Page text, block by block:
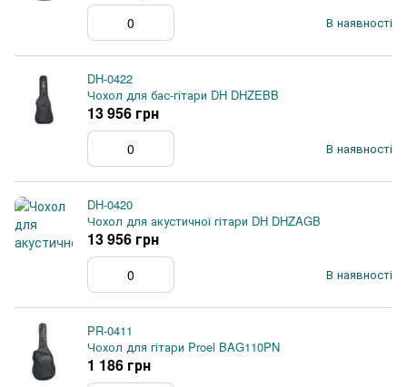
В наявності
DH-0422
Чохол для бас-гітари DH DHZEBB
В наявності
13 956 грн
DH-0420
Чохол для акустичної гітари DH DHZAGB
В наявності
13 956 грн
PR-0411
Чохол для гітари Proel BAG110PN
1 186 грн